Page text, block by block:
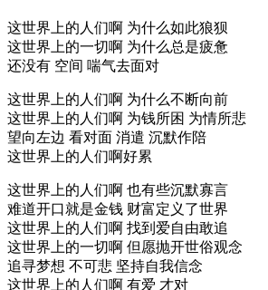
这世界上的人们啊 为什么如此狼狈
这世界上的一切啊 为什么总是疲惫
还没有 空间 喘气去面对
这世界上的人们啊 为什么不断向前
这世界上的人们啊 为钱所困 为情所悲
望向左边 看对面 消遣 沉默作陪
这世界上的人们啊好累
这世界上的人们啊 也有些沉默寡言
难道开口就是金钱 财富定义了世界
这世界上的人们啊 找到爱自由敢追
这世界上的一切啊 但愿抛开世俗观念
追寻梦想 不可悲 坚持自我信念
这世界上的人们啊 有爱 才对